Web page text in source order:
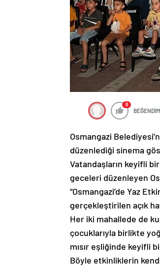
0
BEĞENDİM
Osmangazi
düzenlediği sinema
Vatandaşların keyifli
geceleri düzenleyen
“Osmangazi’de Yaz
gerçekleştirilen açık
Her iki mahallede de
çocuklarıyla birlikte
mısır eşliğinde keyifli
Böyle etkinliklerin